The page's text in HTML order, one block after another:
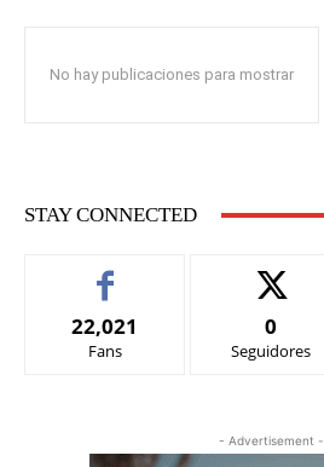
No hay publicaciones para mostrar
STAY CONNECTED
22,021
Fans
0
Seguidores
- Advertisement -